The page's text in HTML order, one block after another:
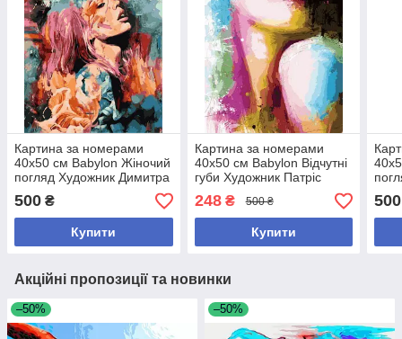
Картина за номерами
40х50 см Babylon Жіночий
погляд Художник Димитра
Мілан (VP 983)
500 ₴
Купити
Картина за номерами
40х50 см Babylon Відчутні
губи Художник Патріс
Мурчиано (RVP 748)
248₴ 500 ₴
Купити
500
Акційні пропозиції та новинки
–50% –50%